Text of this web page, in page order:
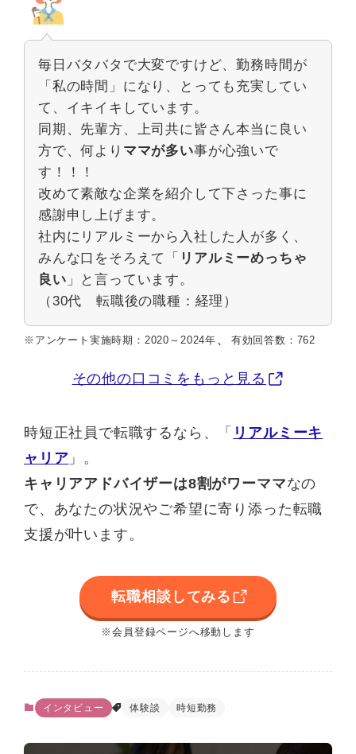
毎日バタバタで大変ですけど、勤務時間が
「私の時間」になり、とっても充実してい
て、イキイキしています。
同期、先輩方、上司共に皆さん本当に良い
方で、何より ママが多い事が心強いで
す！！！
改めて素敵な企業を紹介して下さった事に
感謝申し上げます。
社内にリアルミーから入社した人が多く、
みんな口をそろえて「 リアルミーめっちゃ
良い 」と言っています。
（30代 転職後の職種：経理）
※アンケート実施時期：2020～2024年 、 有効回答数：762
その他の口コミをもっと見る
時短正社員で転職するなら、「 リアルミーキ
ャリア 」。
キャリアアドバイザーは8割がワーママなの
で、あなたの状況やご希望に寄り添った転職
支援が叶います。
転職相談してみる
※会員登録ページへ移動します
インタビュー 体験談 時短勤務